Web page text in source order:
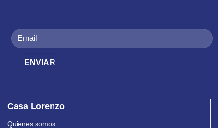
Casa Lorenzo
Quienes somos